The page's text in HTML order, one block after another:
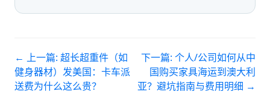
← 上一篇: 超长超重件（如
健身器材）发美国：卡车派
送费为什么这么贵？
下一篇: 个人/公司如何从中
国购买家具海运到澳大利
亚？避坑指南与费用明细 →